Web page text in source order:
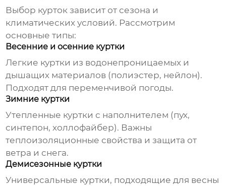
Выбор курток зависит от сезона и
климатических условий. Рассмотрим
основные типы:
Весенние и осенние куртки
Легкие куртки из водонепроницаемых и
дышащих материалов (полиэстер, нейлон).
Подходят для переменчивой погоды.
Зимние куртки
Утепленные куртки с наполнителем (пух,
синтепон, холлофайбер). Важны
теплоизоляционные свойства и защита от
ветра и снега.
Демисезонные куртки
Универсальные куртки, подходящие для весны